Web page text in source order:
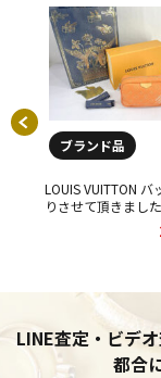
ブランド品
LOUIS VUITTON バ
りさせて頂きまし
LINE査定・ビデ
都合